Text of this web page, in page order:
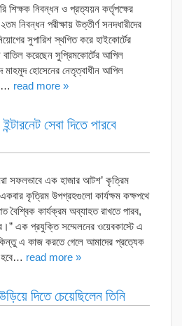
শিক্ষক নিবন্ধন ও প্রত্যয়ন কর্তৃপক্ষের
নিবন্ধন পরীক্ষায় উত্তীর্ণ সনদধারীদের
সুপারিশ স্থগিত করে হাইকোর্টের
করেছেন সুপ্রিমকোর্টের আপিল
মাহমুদ হোসেনের নেতৃত্বাধীন আপিল
read more »
সেবা দিতে পারবে
সফলভাবে এক হাজার আটশ’ কৃত্রিম
কৃত্রিম উপগ্রহগুলো কার্যক্ষম কক্ষপথে
বৈশ্বিক কার্যক্রম অব্যাহত রাখতে পারব,
এক প্রযুক্তি সম্মেলনের ওয়েবকাস্টে এ
এ কাজ করতে গেলে আমাদের প্রত্যেক
হবে… read more »
দিতে চেয়েছিলেন তিনি